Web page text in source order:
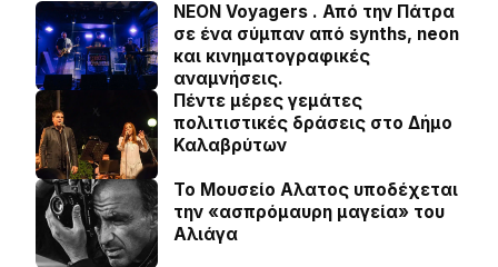
NEON Voyagers . Από την Πάτρα
σε ένα σύμπαν από synths, neon
και κινηματογραφικές
αναμνήσεις.
Πέντε μέρες γεμάτες
πολιτιστικές δράσεις στο Δήμο
Καλαβρύτων
Το Μουσείο Αλατος υποδέχεται
την «ασπρόμαυρη μαγεία» του
Αλιάγα